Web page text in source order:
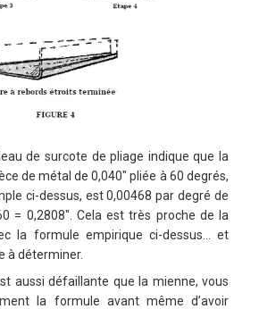
de surcote de pliage indique que la
de métal de 0,040″ pliée à 60 degrés,
ci-dessus, est 0,00468 par degré de
= 0,2808″. Cela est très proche de la
la formule empirique ci-dessus… et
à déterminer.
aussi défaillante que la mienne, vous
la formule avant même d’avoir